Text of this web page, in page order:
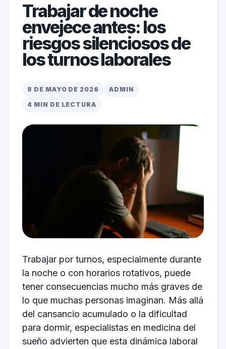
Trabajar de noche
envejece antes: los
riesgos silenciosos de
los turnos laborales
8 DE MAYO DE 2026
ADMIN
4 MIN DE LECTURA
Trabajar por turnos, especialmente durante
la noche o con horarios rotativos, puede
tener consecuencias mucho más graves de
lo que muchas personas imaginan. Más allá
del cansancio acumulado o la dificultad
para dormir, especialistas en medicina del
sueño advierten que esta dinámica laboral